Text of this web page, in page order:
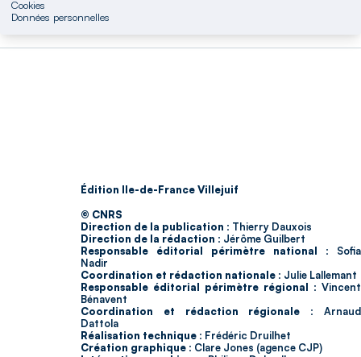
Cookies
Données personnelles
Édition Ile-de-France Villejuif
© CNRS
Direction de la publication : Thierry Dauxois
Direction de la rédaction : Jérôme Guilbert
Responsable éditorial périmètre national : Sofia
Nadir
Coordination et rédaction nationale : Julie Lallemant
Responsable éditorial périmètre régional : Vincent
Bénavent
Coordination et rédaction régionale : Arnaud
Dattola
Réalisation technique : Frédéric Druilhet
Création graphique : Clare Jones (agence CJP)